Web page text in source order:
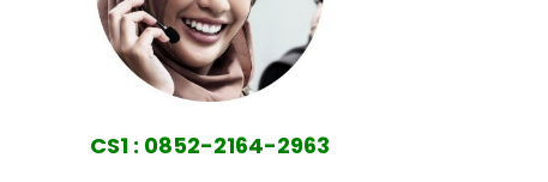
CS1 : 0852-2164-2963